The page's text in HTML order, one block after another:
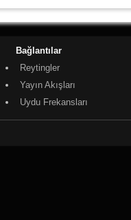
Bağlantılar
Reytingler
Yayın Akışları
Uydu Frekansları